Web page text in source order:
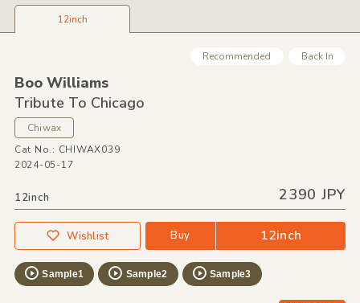
12inch
Recommended Back In
Boo Williams
Tribute To Chicago
Chiwax
Cat No.: CHIWAX039
2024-05-17
12inch 2390 JPY
Wishlist Buy 12inch
Sample1 Sample2 Sample3